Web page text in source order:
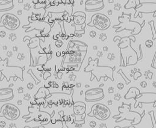
تریکسی سگ
جرهای سگ
جمون سگ
جوسرا سگ
جیم داگ
دنتالایت سگ
رفلکس سگ